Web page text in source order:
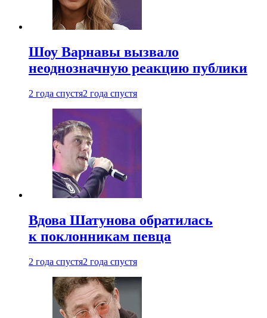
Шоу Варнавы вызвало
неоднозначную реакцию публики
2 года спустя2 года спустя
Вдова Шатунова обратилась
к поклонникам певца
2 года спустя2 года спустя